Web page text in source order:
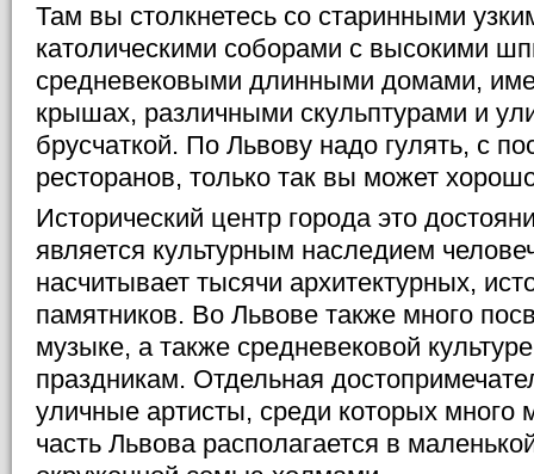
Там вы столкнетесь со старинными
католическими соборами с высокими
средневековыми длинными домами,
крышах, различными скульптурами и
брусчаткой. По Львову надо гулять, с
ресторанов, только так вы может
Исторический центр города это
является культурным наследием
насчитывает тысячи архитектурных,
памятников. Во Львове также много
музыке, а также средневековой
праздникам. Отдельная
уличные артисты, среди которых много
часть Львова располагается в